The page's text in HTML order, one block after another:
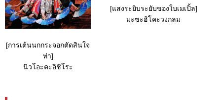
[การเต้นนกกระจอกตัดสินใจ
ท่า]
นิวโอะคะอิชิโระ
[แสงระยิบระยับของใบเมเปิ้ล]
มะซะฮิโคะวงกลม